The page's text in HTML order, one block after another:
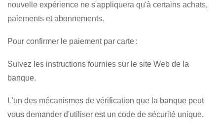
nouvelle expérience ne s'appliquera qu'à certains achats,
paiements et abonnements.
Pour confirmer le paiement par carte :
Suivez les instructions fournies sur le site Web de la
banque.
L'un des mécanismes de vérification que la banque peut
vous demander d'utiliser est un code de sécurité unique.